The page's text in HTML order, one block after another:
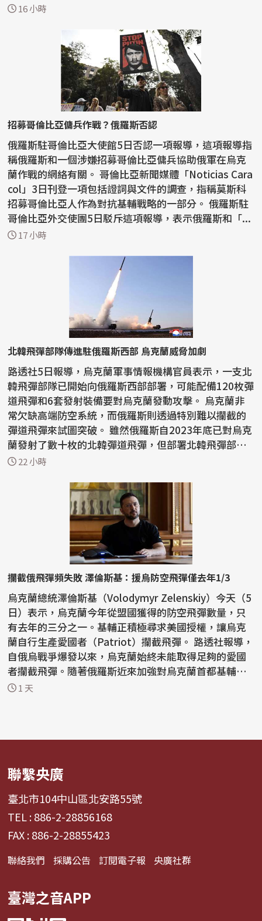
16 小時
招募哥倫比亞傭兵作戰？俄羅斯否認
俄羅斯駐哥倫比亞大使館5日否認一項報導，這項報導指
稱俄羅斯和一個涉嫌招募哥倫比亞傭兵協助俄軍在烏克
蘭作戰的網絡有關。 哥倫比亞新聞媒體「Noticias Cara
col」3日刊登一項包括證詞與文件的調查，指稱莫斯科
招募哥倫比亞人作為對抗基輔戰略的一部分。 俄羅斯駐
哥倫比亞外交使團5日駁斥這項報導，表示俄羅斯和「...
17 小時
北韓飛彈部隊傳進駐俄羅斯西部 烏克蘭威脅加劇
路透社5日報導，烏克蘭軍事情報機構官員表示，一支北
韓飛彈部隊已開始向俄羅斯西部部署，可能配備120枚彈
道飛彈和6套發射裝備要對烏克蘭發動攻擊。 烏克蘭非
常欠缺高端防空系統，而俄羅斯則透過特別難以攔截的
彈道飛彈來試圖突破。 雖然俄羅斯自2023年底已對烏克
蘭發射了數十枚的北韓彈道飛彈，但部署北韓飛彈部
隊...22 小時
攔截俄飛彈頻失敗 澤倫斯基：援烏防空飛彈僅去年1/3
烏克蘭總統澤倫斯基（Volodymyr Zelenskiy）今天（5
日）表示，烏克蘭今年從盟國獲得的防空飛彈數量，只
有去年的三分之一。基輔正積極尋求美國授權，讓烏克
蘭自行生產愛國者（Patriot）攔截飛彈。 路透社報導，
自俄烏戰爭爆發以來，烏克蘭始終未能取得足夠的愛國
者攔截飛彈。隨著俄羅斯近來加強對烏克蘭首都基輔和
南部...
1 天
聯繫央廣
臺北市104中山區北安路55號
TEL : 886-2-28856168
FAX : 886-2-28855423
聯絡我們 採購公告 訂閱電子報 央廣社群
臺灣之音APP